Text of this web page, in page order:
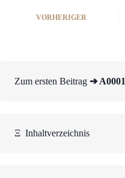
VORHERIGER
Zum ersten Beitrag ➔ A0001
Ξ Inhaltverzeichnis